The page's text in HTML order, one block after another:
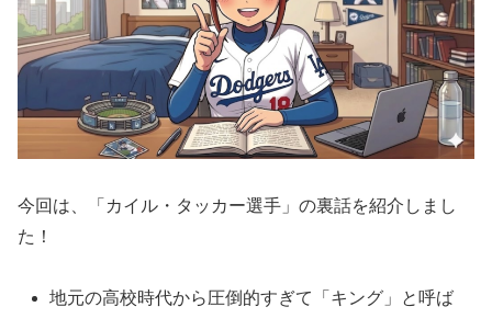
今回は、「カイル・タッカー選手」の裏話を紹介しまし
た！
地元の高校時代から圧倒的すぎて「キング」と呼ば